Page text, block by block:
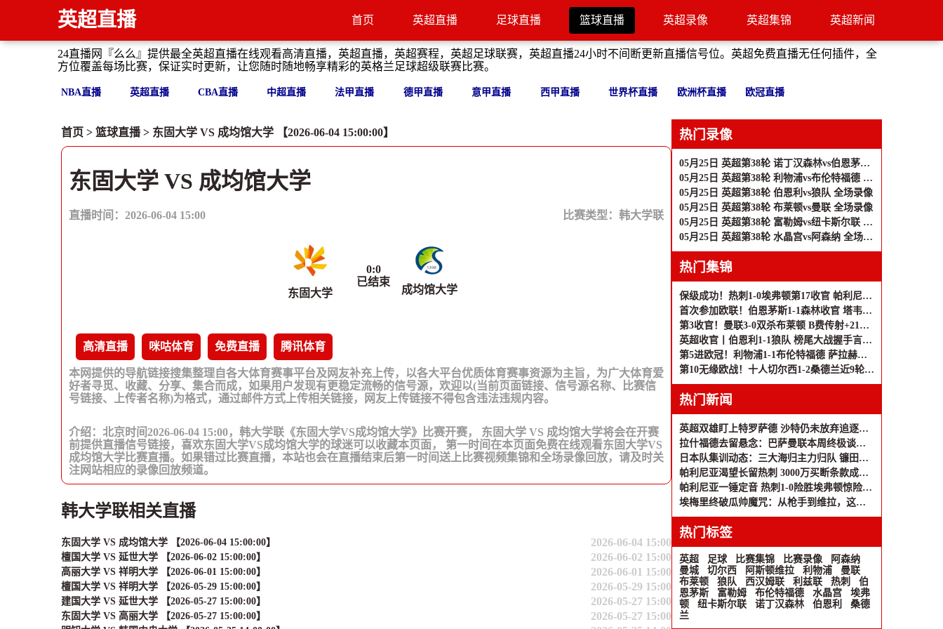
英超直播 首页 英超直播 足球直播 篮球直播 英超录像 英超集锦 英超新闻
24直播网『么么』提供最全英超直播在线观看高清直播，英超直播，英超赛程，英超足球联赛，英超直播24小时不间断更新直播信号位。英超免费直播无任何插件，全
方位覆盖每场比赛，保证实时更新，让您随时随地畅享精彩的英格兰足球超级联赛比赛。
NBA直播 英超直播 CBA直播 中超直播 法甲直播 德甲直播 意甲直播 西甲直播 世界杯直播 欧洲杯直播 欧冠直播
首页 > 篮球直播> 东固大学 VS 成均馆大学 【2026-06-04 15:00:00】
东固大学 VS 成均馆大学
直播时间：2026-06-04 15:00 比赛类型： 韩大学联
东固大学
0:0
已结束
成均馆大学
高清直播 咪咕体育 免费直播 腾讯体育
本网提供的导航链接搜集整理自各大体育赛事平台及网友补充上传，以各大平台优质体育赛事资源为主旨，为广大体育爱
好者寻觅、收藏、分享、集合而成，如果用户发现有更稳定流畅的信号源，欢迎以(当前页面链接、信号源名称、比赛信
号链接、上传者名称)为格式，通过邮件方式上传相关链接，网友上传链接不得包含违法违规内容。
介绍：北京时间2026-06-04 15:00，韩大学联《东固大学VS成均馆大学》比赛开赛， 东固大学 VS 成均馆大学将会在开赛
前提供直播信号链接，喜欢东固大学VS成均馆大学的球迷可以收藏本页面， 第一时间在本页面免费在线观看东固大学VS
成均馆大学比赛直播。如果错过比赛直播，本站也会在直播结束后第一时间送上比赛视频集锦和全场录像回放，请及时关
注网站相应的录像回放频道。
韩大学联相关直播
东固大学 VS 成均馆大学 【2026-06-04 15:00:00】 2026-06-04 15:00
檀国大学 VS 延世大学 【2026-06-02 15:00:00】 2026-06-02 15:00
高丽大学 VS 祥明大学 【2026-06-01 15:00:00】 2026-06-01 15:00
檀国大学 VS 祥明大学 【2026-05-29 15:00:00】 2026-05-29 15:00
建国大学 VS 延世大学 【2026-05-27 15:00:00】 2026-05-27 15:00
东固大学 VS 高丽大学 【2026-05-27 15:00:00】 2026-05-27 15:00
热门录像
05月25日 英超第38轮 诺丁汉森林vs伯恩茅斯 全场录像
05月25日 英超第38轮 利物浦vs布伦特福德 全场录像
05月25日 英超第38轮 伯恩利vs狼队 全场录像
05月25日 英超第38轮 布莱顿vs曼联 全场录像
05月25日 英超第38轮 富勒姆vs纽卡斯尔联 全场录像
05月25日 英超第38轮 水晶宫vs阿森纳 全场录像
热门集锦
保级成功！热刺1-0埃弗顿第17收官 帕利尼亚制胜热刺近6轮仅1负
首次参加欧联！伯恩茅斯1-1森林收官 塔韦尼耶救主怀特远射破门
第3收官！曼联3-0双杀布莱顿 B费传射+21助破纪录独享英超助攻王
英超收官丨伯恩利1-1狼队 榜尾大战握手言和 两队双双降入英冠
第5进欧冠！利物浦1-1布伦特福德 萨拉赫、罗伯逊结束9年红军生涯
第10无缘欧战！十人切尔西1-2桑德兰近9轮仅1胜 桑德兰第7进欧战
热门新闻
英超双雄盯上特罗萨德 沙特仍未放弃追逐马丁内利
拉什福德去留悬念：巴萨曼联本周终极谈判 莱奥互换方案浮出水面
日本队集训动态：三大海归主力归队 镰田大地因欧战延期报到
帕利尼亚渴望长留热刺 3000万买断条款成关键
帕利尼亚一锤定音 热刺1-0险胜埃弗顿惊险保级
埃梅里终破瓜帅魔咒：从枪手到维拉，这场胜利等了十二年
热门标签
英超 足球 比赛集锦 比赛录像
阿森纳
曼城
切尔西 阿斯顿维拉 利物浦
曼联
布莱顿
狼队 西汉姆联 利兹联 热刺
伯
恩茅斯
富勒姆 布伦特福德 水晶宫
埃弗
顿
纽卡斯尔联 诺丁汉森林 伯恩利
桑德
兰